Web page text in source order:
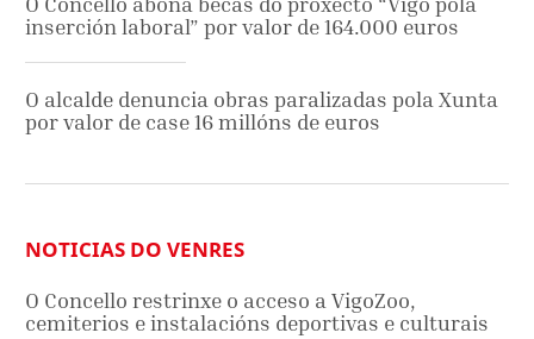
inserción laboral” por valor de 164.000 euros
O alcalde denuncia obras paralizadas pola Xunta
por valor de case 16 millóns de euros
NOTICIAS DO VENRES
O Concello restrinxe o acceso a VigoZoo,
cemiterios e instalacións deportivas e culturais